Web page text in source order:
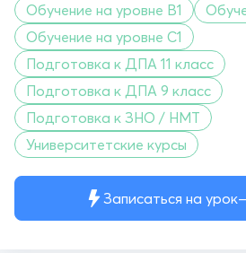
Записаться на урок
Обучение на уровне B1
Обучение на уровне C1
Подготовка к ДПА 11 класс
Подготовка к ДПА 9 класс
Подготовка к ЗНО / НМТ
Университетские курсы